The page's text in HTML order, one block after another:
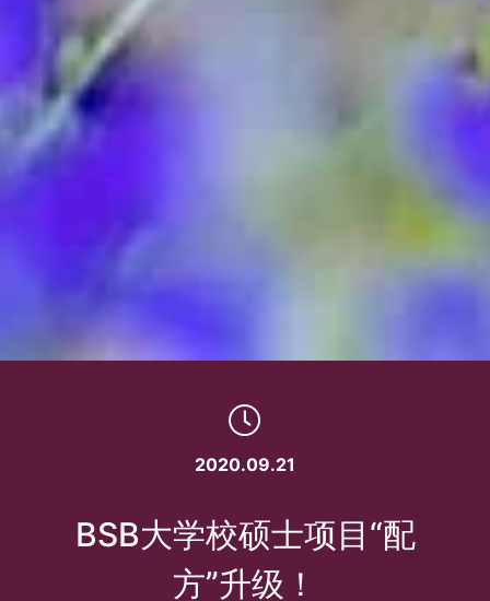
2020.09.21
BSB大学校硕士项目“配
方”升级！